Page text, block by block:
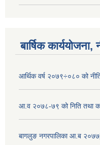
बार्षिक कार्ययोजना,
आर्थिक वर्ष २०७९÷०८० को
आ.व २०७८-७९ को निति तथा
बागलुङ नगरपालिका आ.ब